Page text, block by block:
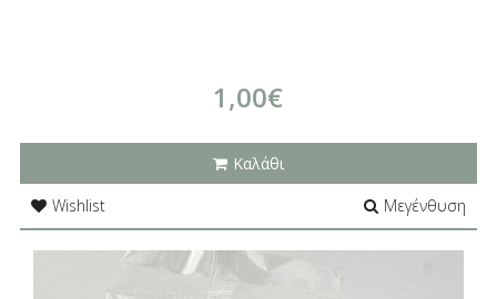
1,00€
Καλάθι
Wishlist
Μεγένθυση